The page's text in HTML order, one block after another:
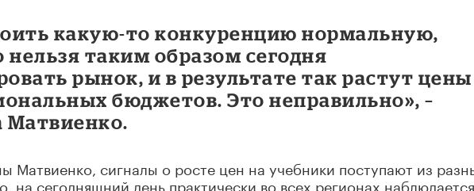
какую-то конкуренцию нормальную,
нельзя таким образом сегодня
рынок, и в результате так растут
бюджетов. Это неправильно», –
Матвиенко.
Матвиенко, сигналы о росте цен на учебники поступают из
на сегодняшний день практически во всех регионах наблюдается